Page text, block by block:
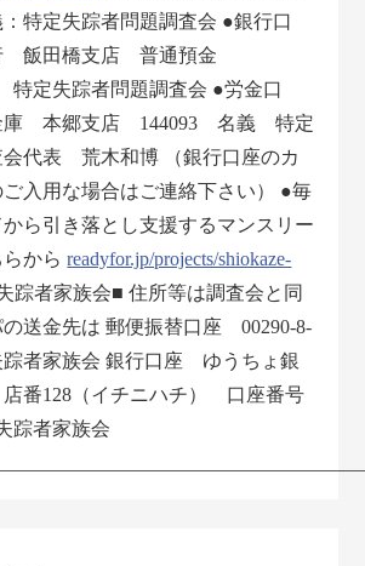
：特定失踪者問題調査会 ●銀行口
飯田橋支店 普通預金
定失踪者問題調査会 ●労金口
庫 本郷支店 144093 名義 特定
会代表 荒木和博 （銀行口座のカ
入用な場合はご連絡下さい） ●毎
ら引き落とし支援するマンスリー
らからreadyfor.jp/projects/shiokaze-
踪者家族会■ 住所等は調査会と同
の送金先は 郵便振替口座 00290-8-
者家族会 銀行口座 ゆうちょ銀
番128（イチニハチ） 口座番号
踪者家族会